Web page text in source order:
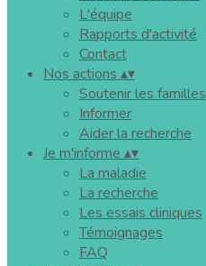
L'équipe
Rapports d'activité
Contact
Nos actions ▴▾
Soutenir les familles
Informer
Aider la recherche
Je m'informe ▴▾
La maladie
La recherche
Les essais cliniques
Témoignages
FAQ